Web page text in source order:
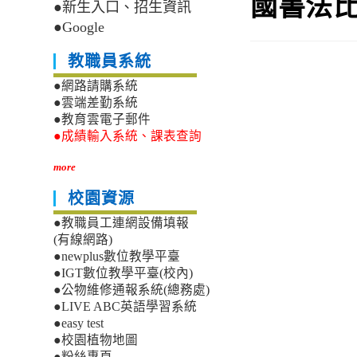
●新生入口、招生資訊
●Google
教職員系統
●網路請購系統
●雲端差勤系統
●教育雲電子郵件
●成績輸入系統、課表查詢
more
校園資源
●教職員工連網設備填報
(有線網路)
●newplus數位教學平臺
●IGT數位教學平臺(校內)
●公物維修通報系統(總務處)
●LIVE ABC英語學習系統
●easy test
●校園植物地圖